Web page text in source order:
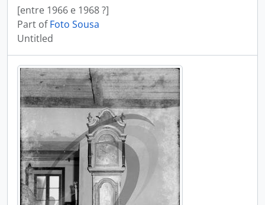
[entre 1966 e 1968 ?]
Part ofFoto Sousa
Untitled